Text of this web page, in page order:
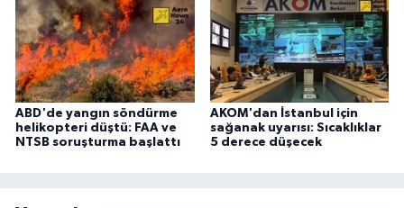
ABD'de yangın söndürme
helikopteri düştü: FAA ve
NTSB soruşturma başlattı
AKOM'dan İstanbul için
sağanak uyarısı: Sıcaklıklar
5 derece düşecek